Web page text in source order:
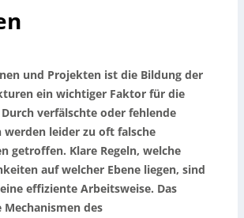
und Projekten ist die Bildung der
ein wichtiger Faktor für die
verfälschte oder fehlende
leider zu oft falsche
getroffen. Klare Regeln, welche
auf welcher Ebene liegen, sind
effiziente Arbeitsweise. Das
Mechanismen des